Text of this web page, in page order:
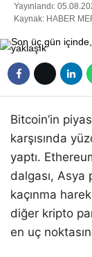
Yayınlandı:
Kaynak: HABER
Bitcoin’in
karşısında
yaptı.
dalgası, Asya
kaçınma
diğer kripto
en uç